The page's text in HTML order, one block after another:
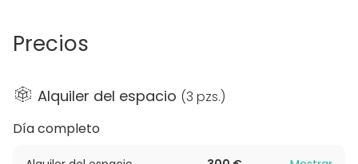
aire libre. Cuenta con una zona de barbacoa y
paellera y mobiliario de gran capacidad. La estrella
del jardín es su piscina con tobogán, que incluye un
cuarto de baño completo y zona de lavandería,
Precios
Alquiler del espacio (3 pzs.)
Día completo